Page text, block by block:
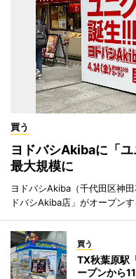
買う
ヨドバシAkibaに「
最大規模に
ヨドバシAkiba（千代田区神
ドバシAkiba店」がオープンす
買う
TX秋葉原駅
ープンから